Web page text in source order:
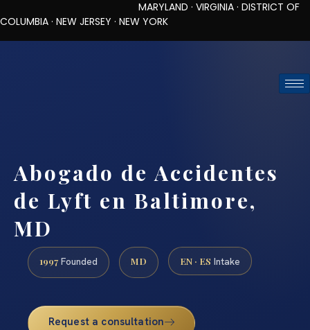
MARYLAND · VIRGINIA · DISTRICT OF
COLUMBIA · NEW JERSEY · NEW YORK
Abogado de Accidentes
de Lyft en Baltimore,
MD
1997 Founded MD EN · ES Intake
Request a consultation